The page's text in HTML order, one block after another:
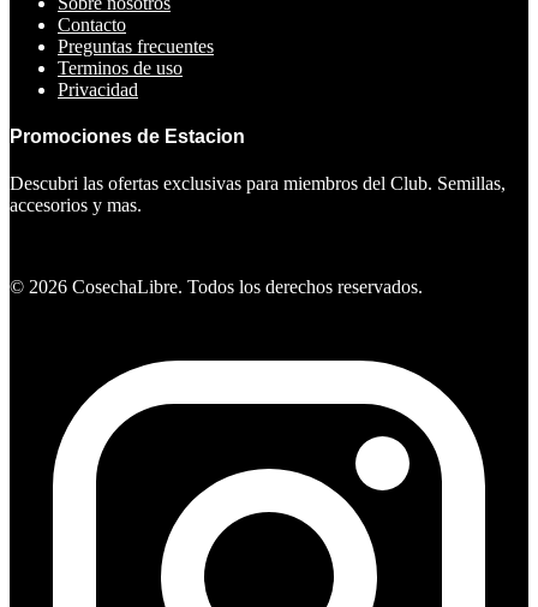
Contacto
Preguntas frecuentes
Terminos de uso
Privacidad
Promociones de Estacion
Descubri las ofertas exclusivas para miembros del Club. Semillas,
accesorios y mas.
© 2026 CosechaLibre. Todos los derechos reservados.